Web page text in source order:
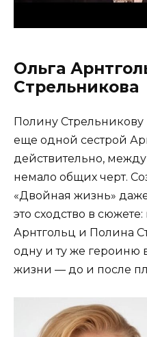
Ольга
Стрельникова
Полину Стрельникову
еще одной сестрой
действительно,
немало общих черт.
«Двойная жизнь»
это сходство в
Арнтгольц и Полина
одну и ту же героиню
жизни — до и после